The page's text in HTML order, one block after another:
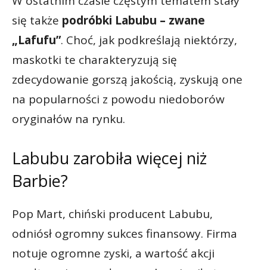
się także podróbki Labubu – zwane
„Lafufu”. Choć, jak podkreślają niektórzy,
maskotki te charakteryzują się
zdecydowanie gorszą jakością, zyskują one
na popularności z powodu niedoborów
oryginałów na rynku.
Labubu zarobiła więcej niż
Barbie?
Pop Mart, chiński producent Labubu,
odniósł ogromny sukces finansowy. Firma
notuje ogromne zyski, a wartość akcji